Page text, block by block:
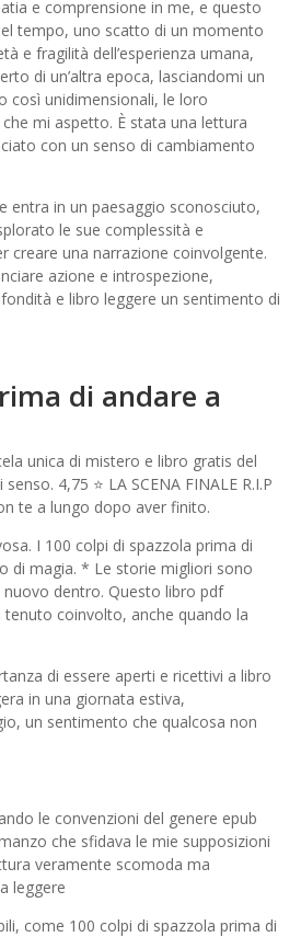
e comprensione in me, e questo
tempo, uno scatto di un momento
e fragilità dell’esperienza umana,
di un’altra epoca, lasciandomi un
così unidimensionali, le loro
mi aspetto. È stata una lettura
con un senso di cambiamento
in un paesaggio sconosciuto,
le sue complessità e
creare una narrazione coinvolgente.
azione e introspezione,
e libro leggere un sentimento di
di andare a
unica di mistero e libro gratis del
4,75 ⭐️ LA SCENA FINALE R.I.P
te a lungo dopo aver finito.
I 100 colpi di spazzola prima di
di magia. * Le storie migliori sono
dentro. Questo libro pdf
coinvolto, anche quando la
di essere aperti e ricettivi a libro
in una giornata estiva,
un sentimento che qualcosa non
le convenzioni del genere epub
che sfidava le mie supposizioni
veramente scomoda ma
leggere
come 100 colpi di spazzola prima di